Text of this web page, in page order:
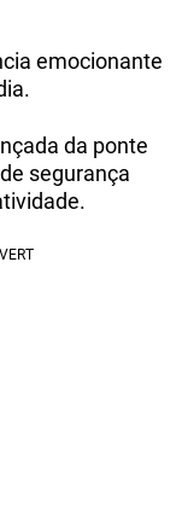
emocionante
da ponte
segurança